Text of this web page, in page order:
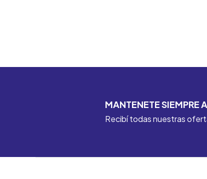
MANTENETE SIEMPRE
Recibí todas nuestras